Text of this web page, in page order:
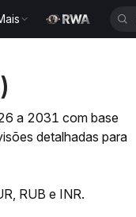
a 2031 com base
detalhadas para
RUB e INR.